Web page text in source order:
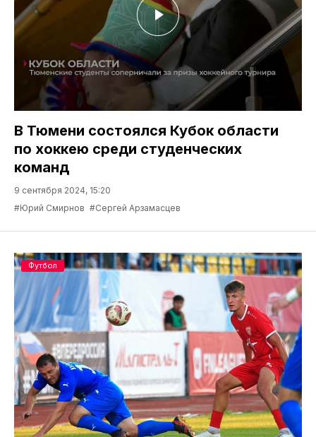
В Тюмени состоялся Кубок области
по хоккею среди студенческих
команд
9 сентября 2024, 15:20
#Юрий Смирнов #Сергей Арзамасцев
Футбол